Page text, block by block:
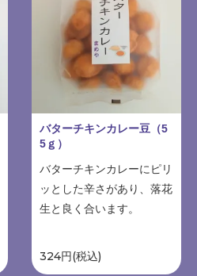
バターチキンカレー豆（5
5ｇ）
バターチキンカレーにピリ
ッとした辛さがあり、落花
生と良く合います。
324円(税込)